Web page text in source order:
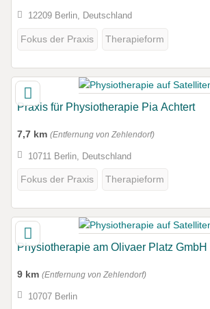
12209 Berlin, Deutschland
Fokus der Praxis Therapieform
Praxis für Physiotherapie Pia Achtert
7,7 km (Entfernung von Zehlendorf)
10711 Berlin, Deutschland
Fokus der Praxis Therapieform
Physiotherapie am Olivaer Platz GmbH
9 km (Entfernung von Zehlendorf)
10707 Berlin